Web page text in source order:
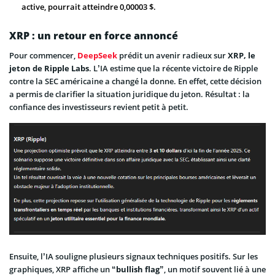
active, pourrait atteindre 0,00003 $.
XRP : un retour en force annoncé
Pour commencer, DeepSeek prédit un avenir radieux surXRP, le
jeton de Ripple Labs. L’IA estime que la récente victoire de Ripple
contre la SEC américaine a changé la donne. En effet, cette décision
a permis de clarifier la situation juridique du jeton. Résultat : la
confiance des investisseurs revient petit à petit.
Ensuite, l’IA souligne plusieurs signaux techniques positifs. Sur les
graphiques, XRP affiche un “bullish flag”, un motif souvent lié à une